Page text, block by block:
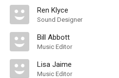
Ren Klyce
Sound Designer
Bill Abbott
Music Editor
Lisa Jaime
Music Editor